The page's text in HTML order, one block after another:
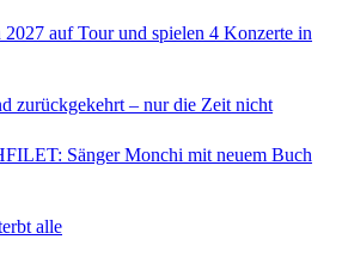
auf Tour und spielen 4 Konzerte in
zurückgekehrt – nur die Zeit nicht
Sänger Monchi mit neuem Buch
alle